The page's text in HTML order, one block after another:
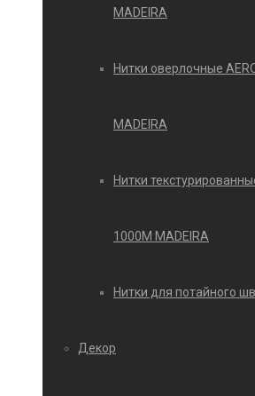
MADEIRA
Нитки оверлочные
MADEIRA
Нитки
1000М MADEIRA
Нитки для потайного
Декор